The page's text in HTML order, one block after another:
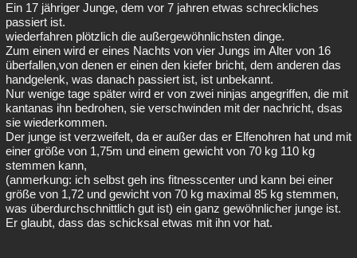
Ein 17 jähriger Junge, dem vor 7 jahren etwas schreckliches
passiert ist.
wiederfahren plötzlich die außergewöhnlichsten dinge.
Zum einen wird er eines Nachts von vier Jungs im Alter von 16
überfallen,von denen er einen den kiefer bricht, dem anderen das
handgelenk, was danach passiert ist, ist unbekannt.
Nur wenige tage später wird er von zwei ninjas angegriffen, die mit
kantanas ihn bedrohen, sie verschwinden mit der nachricht, dsas
sie wiederkommen.
Der junge ist verzweifelt, da er außer das er Elfenohren hat und mit
einer größe von 1,75m und einem gewicht von 70 kg 110 kg
stemmen kann,
(anmerkung: ich selbst geh ins fitnesscenter und kann bei einer
größe von 1,72 und gewicht von 70 kg maximal 85 kg stemmen,
was überdurchschnittlich gut ist) ein ganz gewöhnlicher junge ist.
Er glaubt, dass das schicksal etwas mit ihn vor hat.